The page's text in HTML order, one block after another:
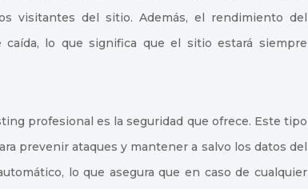
visitantes del sitio. Además, el rendimiento del
lo que significa que el sitio estará siempre
profesional es la seguridad que ofrece. Este tipo
prevenir ataques y mantener a salvo los datos del
lo que asegura que en caso de cualquier